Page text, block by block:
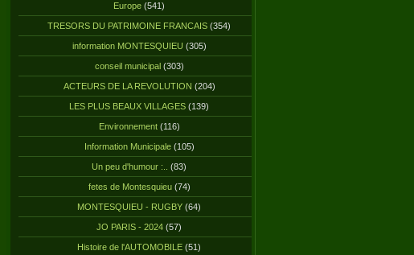
Europe (541)
TRESORS DU PATRIMOINE FRANCAIS (354)
information MONTESQUIEU (305)
conseil municipal(303)
ACTEURS DE LA REVOLUTION (204)
LES PLUS BEAUX VILLAGES (139)
Environnement(116)
Information Municipale(105)
Un peu d'humour :.. (83)
fetes de Montesquieu(74)
MONTESQUIEU - RUGBY (64)
JO PARIS - 2024 (57)
Histoire de l'AUTOMOBILE (51)